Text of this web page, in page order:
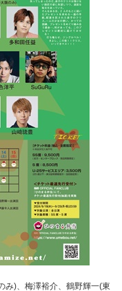
み)、梅澤裕介、鶴野輝一(東